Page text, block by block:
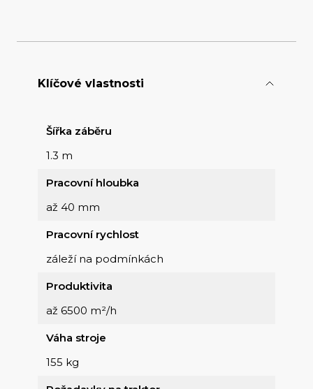
Klíčové vlastnosti
Šířka záběru
1.3 m
Pracovní hloubka
až 40 mm
Pracovní rychlost
záleží na podmínkách
Produktivita
až 6500 m²/h
Váha stroje
155 kg